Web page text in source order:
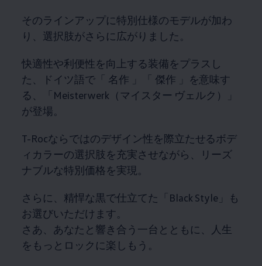
そのラインアップに特別仕様のモデルが加わ
り、選択肢がさらに広がりました。
快適性や利便性を向上する装備をプラスし
た、ドイツ語で「 名作 」「 傑作 」を意味す
る、「Meisterwerk（マイスター ヴェルク）」
が登場。
T-Rocならではのデザイン性を際立たせるボデ
ィカラーの選択肢を充実させながら、リーズ
ナブルな特別価格を実現。
さらに、精悍な黒で仕立てた「Black Style」も
お選びいただけます。
さあ、あなたと響き合う一台とともに、人生
をもっとロックに楽しもう。